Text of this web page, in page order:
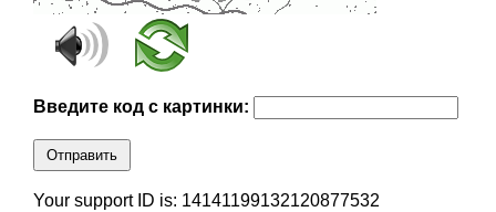
Введите код с картинки:
Отправить
Your support ID is: 14141199132120877532